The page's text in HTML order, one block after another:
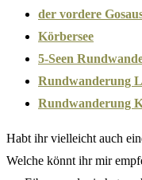
der vordere
Körbersee
5-Seen
Rundwanderung
Rundwanderung
Habt ihr vielleicht auch
Welche könnt ihr mir